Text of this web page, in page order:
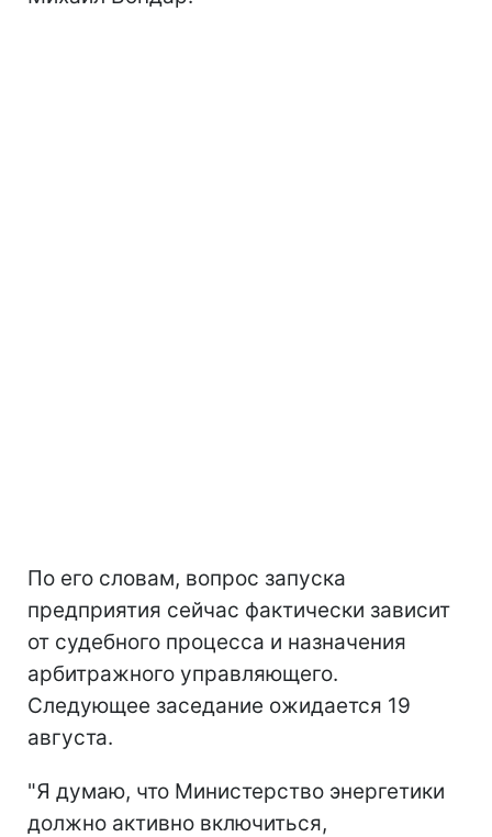
По его словам, вопрос запуска
предприятия сейчас фактически зависит
от судебного процесса и назначения
арбитражного управляющего.
Следующее заседание ожидается 19
августа.
"Я думаю, что Министерство энергетики
должно активно включиться,